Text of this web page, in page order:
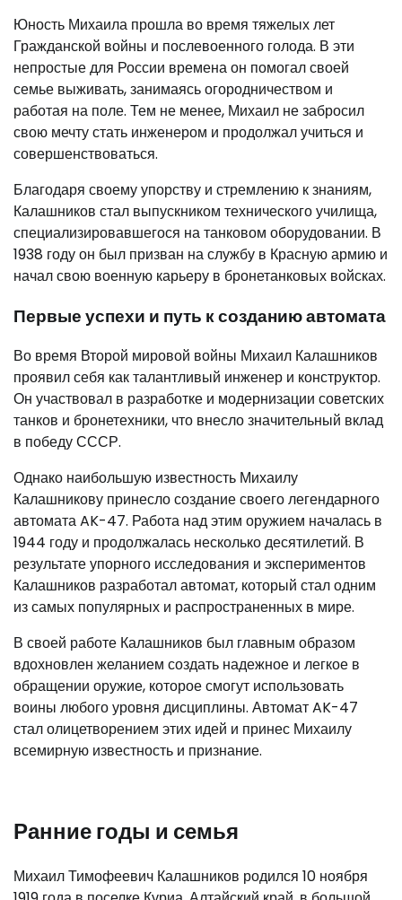
Юность Михаила прошла во время тяжелых лет
Гражданской войны и послевоенного голода. В эти
непростые для России времена он помогал своей
семье выживать, занимаясь огородничеством и
работая на поле. Тем не менее, Михаил не забросил
свою мечту стать инженером и продолжал учиться и
совершенствоваться.
Благодаря своему упорству и стремлению к знаниям,
Калашников стал выпускником технического училища,
специализировавшегося на танковом оборудовании. В
1938 году он был призван на службу в Красную армию и
начал свою военную карьеру в бронетанковых войсках.
Первые успехи и путь к созданию автомата
Во время Второй мировой войны Михаил Калашников
проявил себя как талантливый инженер и конструктор.
Он участвовал в разработке и модернизации советских
танков и бронетехники, что внесло значительный вклад
в победу СССР.
Однако наибольшую известность Михаилу
Калашникову принесло создание своего легендарного
автомата AK-47. Работа над этим оружием началась в
1944 году и продолжалась несколько десятилетий. В
результате упорного исследования и экспериментов
Калашников разработал автомат, который стал одним
из самых популярных и распространенных в мире.
В своей работе Калашников был главным образом
вдохновлен желанием создать надежное и легкое в
обращении оружие, которое смогут использовать
воины любого уровня дисциплины. Автомат AK-47
стал олицетворением этих идей и принес Михаилу
всемирную известность и признание.
Ранние годы и семья
Михаил Тимофеевич Калашников родился 10 ноября